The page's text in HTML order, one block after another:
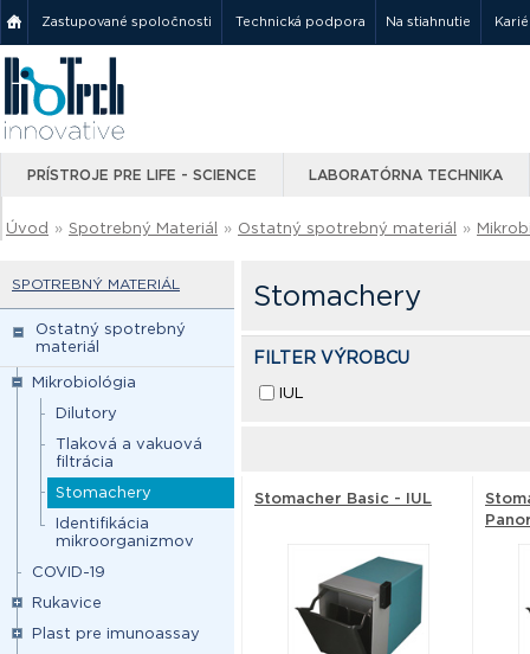
Zastupované spoločnosti Technická podpora Na stiahnutie
PRÍSTROJE PRE LIFE - SCIENCE LABORATÓRNA TECHNIKA
Úvod » Spotrebný Materiál » Ostatný spotrebný materiál »
SPOTREBNÝ MATERIÁL
Ostatný spotrebný
materiál
Mikrobiológia
Dilutory
Tlaková a vakuová
filtrácia
Stomachery
Identifikácia
mikroorganizmov
COVID-19
Rukavice
Plast pre imunoassay
Stomachery
FILTER VÝROBCU
IUL
Stomacher Basic - IUL